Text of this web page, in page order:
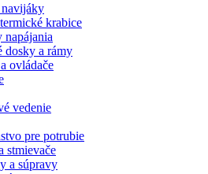
krabice
dosky a rámy
ovládače
vedenie
pre potrubie
stmievače
a súpravy